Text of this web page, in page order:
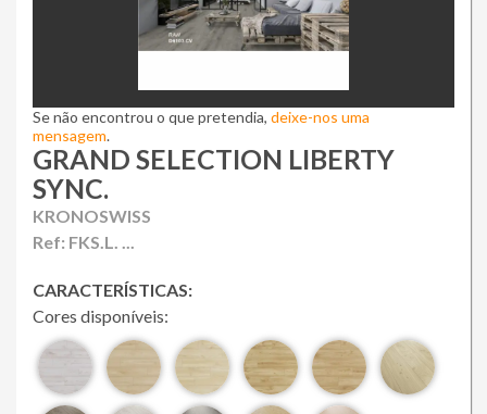
Catálogos
Portfólio
Se não encontrou o que pretendia, deixe-nos uma
mensagem.
GRAND SELECTION LIBERTY
SYNC.
KRONOSWISS
Ref: FKS.L. ...
CARACTERÍSTICAS:
Cores disponíveis: